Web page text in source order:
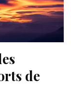
de